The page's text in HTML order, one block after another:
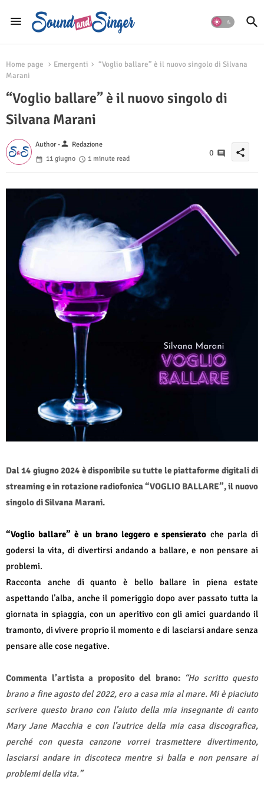
Home page Emergenti
“Voglio ballare” è il nuovo singolo di Silvana
Marani
“Voglio ballare” è il nuovo singolo di
Silvana Marani
Author -person Redazione
11 giugno
1 minute read
0 share
Dal 14 giugno 2024 è disponibile su tutte le piattaforme digitali di
streaming e in rotazione radiofonica “VOGLIO BALLARE”, il nuovo
singolo di Silvana Marani.
“Voglio ballare” è un brano leggero e spensierato che parla di
godersi la vita, di divertirsi andando a ballare, e non pensare ai
problemi.
Racconta anche di quanto è bello ballare in piena estate
aspettando l’alba, anche il pomeriggio dopo aver passato tutta la
giornata in spiaggia, con un aperitivo con gli amici guardando il
tramonto, di vivere proprio il momento e di lasciarsi andare senza
pensare alle cose negative.
Commenta l’artista a proposito del brano: “Ho scritto questo
brano a fine agosto del 2022, ero a casa mia al mare. Mi è piaciuto
scrivere questo brano con l’aiuto della mia insegnante di canto
Mary Jane Macchia e con l’autrice della mia casa discografica,
perché con questa canzone vorrei trasmettere divertimento,
lasciarsi andare in discoteca mentre si balla e non pensare ai
problemi della vita.”